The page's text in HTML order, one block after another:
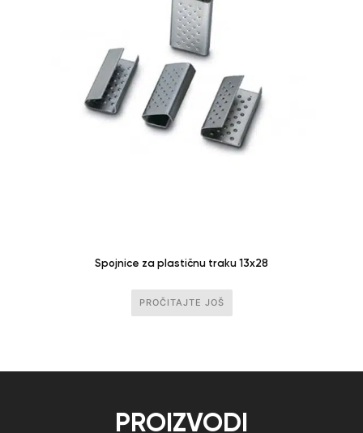
Spojnice za plastičnu traku 13x28
PROČITAJTE JOŠ
PROIZVODI